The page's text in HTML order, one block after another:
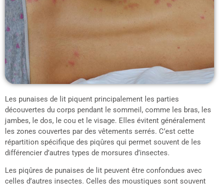
Les punaises de lit piquent principalement les parties
découvertes du corps pendant le sommeil, comme les bras, les
jambes, le dos, le cou et le visage. Elles évitent généralement
les zones couvertes par des vêtements serrés. C’est cette
répartition spécifique des piqûres qui permet souvent de les
différencier d’autres types de morsures d’insectes.
Les piqûres de punaises de lit peuvent être confondues avec
celles d’autres insectes. Celles des moustiques sont souvent